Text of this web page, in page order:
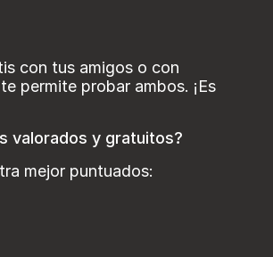
con tus amigos o con
permite probar ambos. ¡Es
valorados y gratuitos?
mejor puntuados: